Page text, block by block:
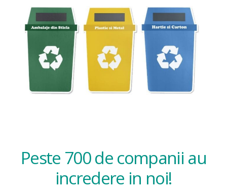
Peste 700 de companii au
incredere in noi!